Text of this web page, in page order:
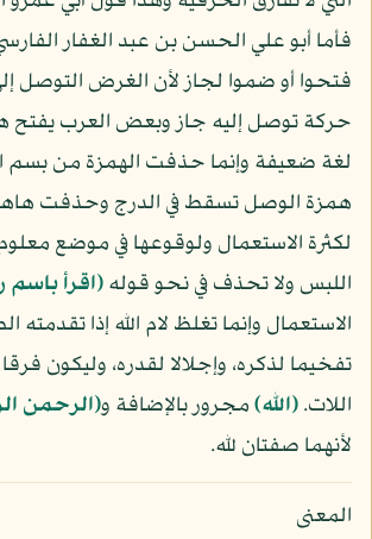
فأما أبو علي الحسن بن عبد الغفار
فتحوا أو ضموا لجاز لأن الغرض التوصل
حركة توصل إليه جاز وبعض العرب يفتح
لغة ضعيفة وإنما حذفت الهمزة من بسم
همزة الوصل تسقط في الدرج وحذفت
لكثرة الاستعمال ولوقوعها في موضع
اللبس ولا تحذف في نحو قوله﴿اقرأ باسم
الاستعمال وإنما تغلظ لام الله إذا تقدمته
تفخيما لذكره، وإجلالا لقدره، وليكون
اللات.﴿الله﴾مجرور بالإضافة و﴿الرحمن
لأنهما صفتان لله.
المعنى